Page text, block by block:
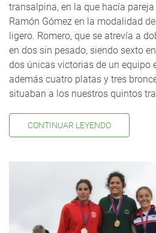
transalpina, en la que hacía
Ramón Gómez en la modalidad
ligero. Romero, que se atrevía a
en dos sin pesado, siendo sexto
dos únicas victorias de un equipo
además cuatro platas y tres
situaban a los nuestros quintos
CONTINUAR LEYENDO